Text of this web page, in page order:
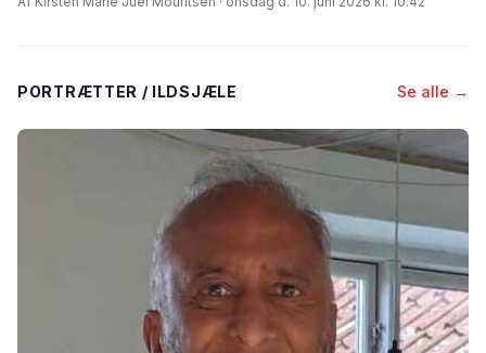
PORTRÆTTER / ILDSJÆLE Se alle →